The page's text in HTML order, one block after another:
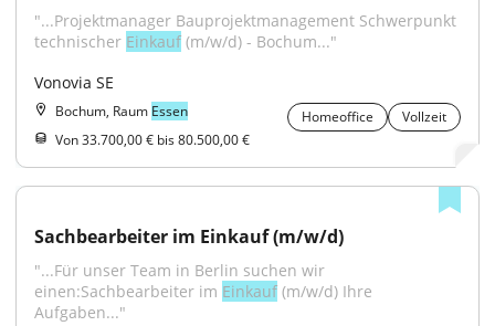
"...Projektmanager Bauprojektmanagement Schwerpunkt
technischer Einkauf (m/w/d) - Bochum..."
Vonovia SE
Bochum, Raum Essen Homeoffice
Vollzeit
Von 33.700,00 € bis 80.500,00 €
Sachbearbeiter im Einkauf (m/w/d)
"...Für unser Team in Berlin suchen wir
einen:Sachbearbeiter im Einkauf (m/w/d) Ihre
Aufgaben..."